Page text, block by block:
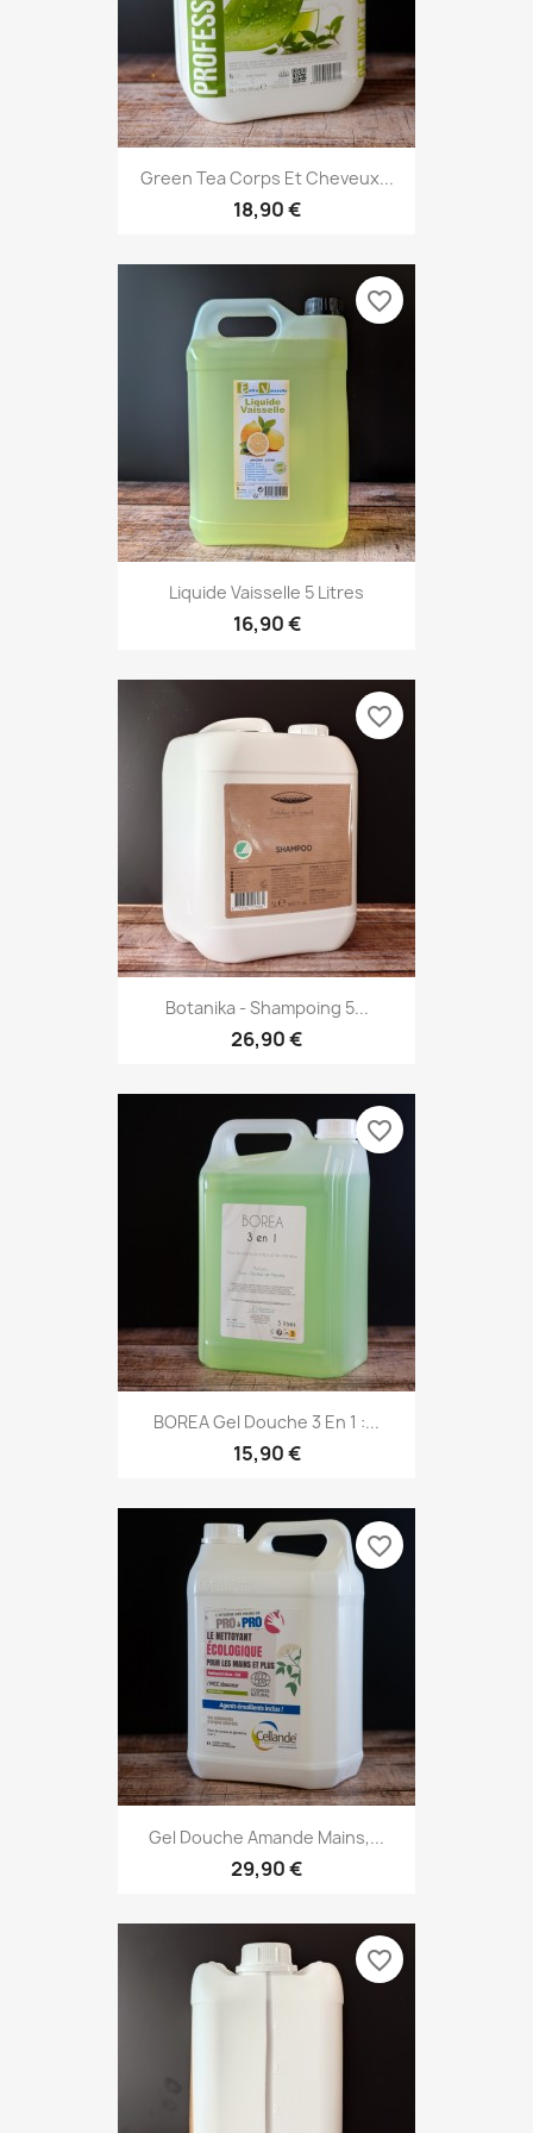
Green Tea Corps Et Cheveux...
18,90 €
Liquide Vaisselle 5 Litres
16,90 €
favorite_border
Botanika - Shampoing 5...
26,90 €
favorite_border
BOREA Gel Douche 3 En 1 :...
15,90 €
favorite_border
Gel Douche Amande Mains,...
29,90 €
favorite_border
favorite_border